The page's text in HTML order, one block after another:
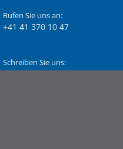
Rufen Sie uns an:
+41 41 370 10 47
Schreiben Sie uns:
info@wibatec.ch